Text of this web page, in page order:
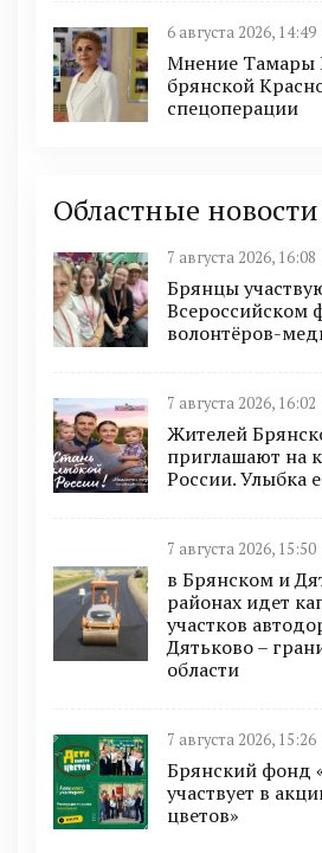
6 августа 2026, 14:49
Мнение Тамары
брянской
спецоперации
Областные новости
7 августа 2026, 16:08
Брянцы
Всероссийском
волонтёров-
7 августа 2026, 16:02
Жителей
приглашают на
России. Улыбка
7 августа 2026, 15:50
в Брянском и
районах идет
участков
Дятьково –
области
7 августа 2026, 15:26
Брянский фонд
участвует в
цветов»